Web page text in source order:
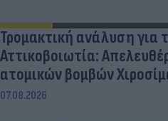
Τρομακτική ανάλυση για
Αττικοβοιωτία:
ατομικών βομβών
07.08.2026